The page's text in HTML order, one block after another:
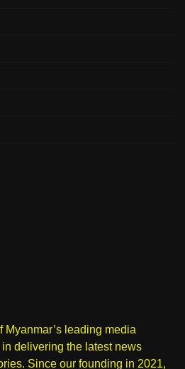
Myanmar’s leading media
delivering the latest news
Since our founding in 2021,